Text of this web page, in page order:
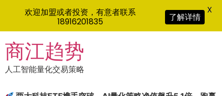
to
content
商江趋势
人工智能量化交易策略
欢迎加盟或者投资，有意者联系
18916201835
了解详情
X